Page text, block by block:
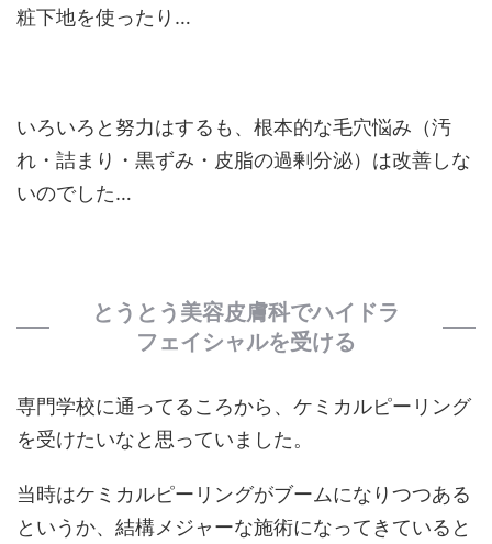
粧下地を使ったり…
いろいろと努力はするも、根本的な毛穴悩み（汚
れ・詰まり・黒ずみ・皮脂の過剰分泌）は改善しな
いのでした…
とうとう美容皮膚科でハイドラ
フェイシャルを受ける
専門学校に通ってるころから、ケミカルピーリング
を受けたいなと思っていました。
当時はケミカルピーリングがブームになりつつある
というか、結構メジャーな施術になってきていると